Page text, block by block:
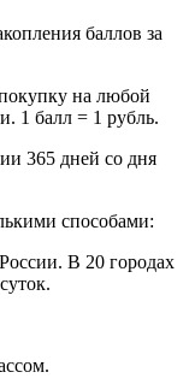
баллов за
на любой
1 балл = 1 рубль.
365 дней со дня
способами:
В 20 городах